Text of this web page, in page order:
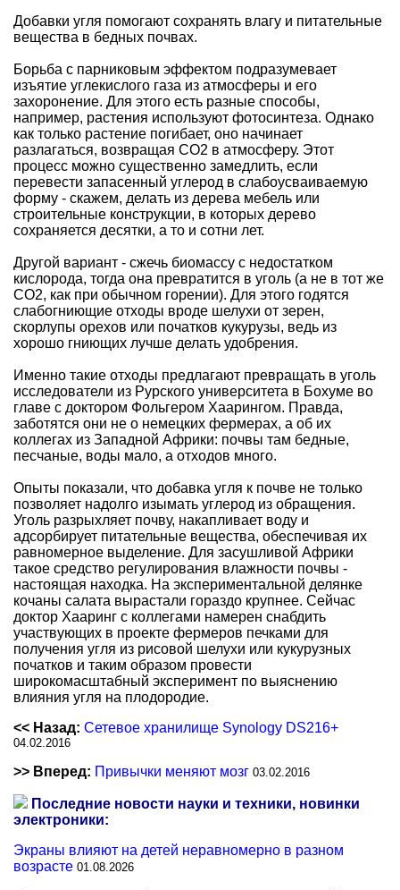
Добавки угля помогают сохранять влагу и питательные
вещества в бедных почвах.
Борьба с парниковым эффектом подразумевает
изъятие углекислого газа из атмосферы и его
захоронение. Для этого есть разные способы,
например, растения используют фотосинтеза. Однако
как только растение погибает, оно начинает
разлагаться, возвращая CO2 в атмосферу. Этот
процесс можно существенно замедлить, если
перевести запасенный углерод в слабоусваиваемую
форму - скажем, делать из дерева мебель или
строительные конструкции, в которых дерево
сохраняется десятки, а то и сотни лет.
Другой вариант - сжечь биомассу с недостатком
кислорода, тогда она превратится в уголь (а не в тот же
СО2, как при обычном горении). Для этого годятся
слабогниющие отходы вроде шелухи от зерен,
скорлупы орехов или початков кукурузы, ведь из
хорошо гниющих лучше делать удобрения.
Именно такие отходы предлагают превращать в уголь
исследователи из Рурского университета в Бохуме во
главе с доктором Фольгером Хаарингом. Правда,
заботятся они не о немецких фермерах, а об их
коллегах из Западной Африки: почвы там бедные,
песчаные, воды мало, а отходов много.
Опыты показали, что добавка угля к почве не только
позволяет надолго изымать углерод из обращения.
Уголь разрыхляет почву, накапливает воду и
адсорбирует питательные вещества, обеспечивая их
равномерное выделение. Для засушливой Африки
такое средство регулирования влажности почвы -
настоящая находка. На экспериментальной делянке
кочаны салата вырастали гораздо крупнее. Сейчас
доктор Хааринг с коллегами намерен снабдить
участвующих в проекте фермеров печками для
получения угля из рисовой шелухи или кукурузных
початков и таким образом провести
широкомасштабный эксперимент по выяснению
влияния угля на плодородие.
<< Назад: Сетевое хранилище Synology DS216+
04.02.2016
>> Вперед: Привычки меняют мозг 03.02.2016
Последние новости науки и техники, новинки
электроники:
Экраны влияют на детей неравномерно в разном
возрасте 01.08.2026